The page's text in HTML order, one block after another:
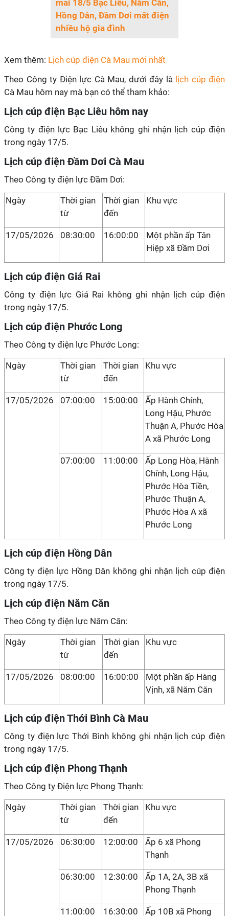
mai 18/5 Bạc Liêu, Năm Căn,
Hồng Dân, Đầm Dơi mất điện
nhiều hộ gia đình
Xem thêm: Lịch cúp điện Cà Mau mới nhất
Theo Công ty Điện lực Cà Mau, dưới đây là lịch cúp điện
Cà Mau hôm nay mà bạn có thể tham khảo:
Lịch cúp điện Bạc Liêu hôm nay
Công ty điện lực Bạc Liêu không ghi nhận lịch cúp điện
trong ngày 17/5.
Lịch cúp điện Đầm Dơi Cà Mau
Theo Công ty điện lực Đầm Dơi:
Ngày
Thời gian
từ
Thời gian
đến
Khu vực
17/05/2026 08:30:00 16:00:00
Một phần ấp Tân
Hiệp xã Đầm Dơi
Lịch cúp điện Giá Rai
Công ty điện lực Giá Rai không ghi nhận lịch cúp điện
trong ngày 17/5.
Lịch cúp điện Phước Long
Theo Công ty điện lực Phước Long:
Ngày
Thời gian
từ
Thời gian
đến
Khu vực
17/05/2026 07:00:00 15:00:00
Ấp Hành Chính,
Long Hậu, Phước
Thuận A, Phước Hòa
A xã Phước Long
07:00:00 11:00:00
Ấp Long Hòa, Hành
Chính, Long Hậu,
Phước Hòa Tiền,
Phước Thuận A,
Phước Hòa A xã
Phước Long
Lịch cúp điện Hồng Dân
Công ty điện lực Hồng Dân không ghi nhận lịch cúp điện
trong ngày 17/5.
Lịch cúp điện Năm Căn
Theo Công ty điện lực Năm Căn:
Ngày
Thời gian
từ
Thời gian
đến
Khu vực
17/05/2026 08:00:00 16:00:00
Một phần ấp Hàng
Vịnh, xã Năm Căn
Lịch cúp điện Thới Bình Cà Mau
Công ty điện lực Thới Bình không ghi nhận lịch cúp điện
trong ngày 17/5.
Lịch cúp điện Phong Thạnh
Theo Công ty Điện lực Phong Thạnh:
Ngày
Thời gian
từ
Thời gian
đến
Khu vực
17/05/2026 06:30:00 12:00:00
Ấp 6 xã Phong
Thạnh
06:30:00 12:30:00
Ấp 1A, 2A, 3B xã
Phong Thạnh
11:00:00 16:30:00 Ấp 10B xã Phong